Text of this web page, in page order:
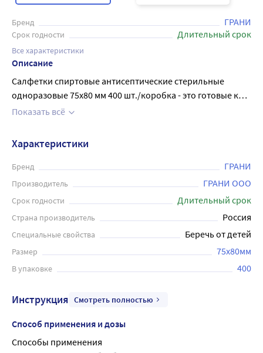
Бренд ГРАНИ
Срок годности Длительный срок
Все характеристики
Описание
Салфетки спиртовые антисептические стерильные
одноразовые 75х80 мм 400 шт./коробка - это готовые к
применению салфетки одноразового использования из
этилового спирта и упакованные в герметичный пакет из
комбинированного материала. Салфетки
антисептические спиртовые обладают
дезинфицирующим действием, подавляют рост
микрофлоры, грибов, патогенных простейших, вирусов.
Они предназначены для местного применения в качестве
антимикробного и дезинфицирующего средства при
обработке кожных покровов (дезинфекции мест
проколов) до и после постановки инъекций, заборов
дезинфекции небольших поверхностей.
Показать всё
Характеристики
Бренд ГРАНИ
Производитель ГРАНИ ООО
Срок годности Длительный срок
Страна производитель Россия
Специальные свойства Беречь от детей
Размер 75x80мм
В упаковке 400
Инструкция Смотреть полностью
Способ применения и дозы
Способы применения